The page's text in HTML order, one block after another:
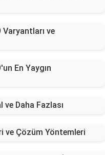
ve
En Yaygın
ve Daha Fazlası
ve Çözüm Yöntemleri